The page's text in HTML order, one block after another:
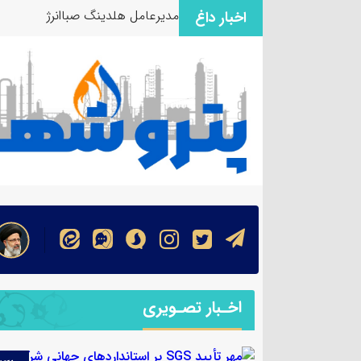
اخبار داغ مدیرعامل هلدینگ صباانرژی از
اخـبار تصـویری